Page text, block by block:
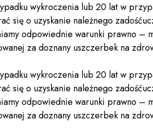
wykroczenia lub 20 lat w
się o uzyskanie należnego
odpowiednie warunki prawno –
za doznany uszczerbek na
wykroczenia lub 20 lat w
się o uzyskanie należnego
odpowiednie warunki prawno –
za doznany uszczerbek na